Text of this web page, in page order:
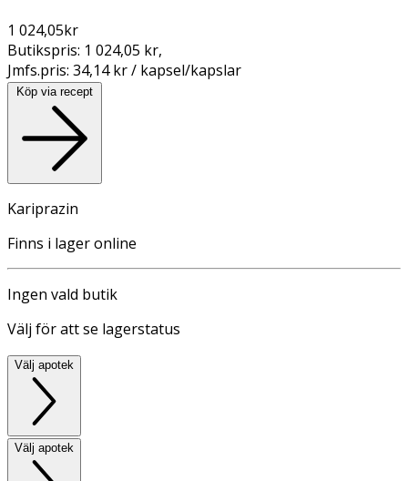
1 024,05kr
Butikspris: 1 024,05 kr,
Jmfs.pris: 34,14 kr / kapsel/kapslar
Köp via recept
Kariprazin
Finns i lager online
Ingen vald butik
Välj för att se lagerstatus
Välj apotek
Välj apotek